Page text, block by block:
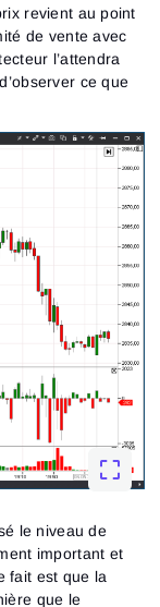
revient au point
de vente avec
l’attendra
ce que
le niveau de
important et
fait est que la
que le